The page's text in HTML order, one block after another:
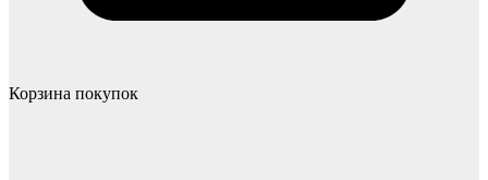
Корзина покупок